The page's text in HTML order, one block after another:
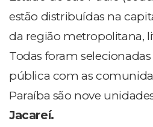
estão distribuídas na
da região metropolitana,
Todas foram
pública com as
Paraíba são nove
Jacareí.